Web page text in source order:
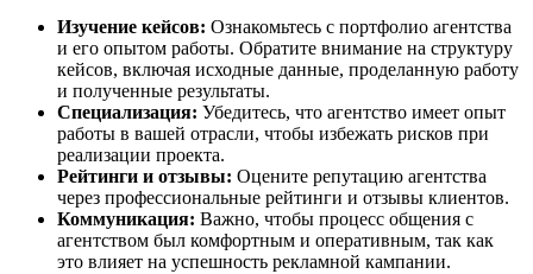
Изучение кейсов: Ознакомьтесь с портфолио агентства
и его опытом работы. Обратите внимание на структуру
кейсов, включая исходные данные, проделанную работу
и полученные результаты.
Специализация: Убедитесь, что агентство имеет опыт
работы в вашей отрасли, чтобы избежать рисков при
реализации проекта.
Рейтинги и отзывы: Оцените репутацию агентства
через профессиональные рейтинги и отзывы клиентов.
Коммуникация: Важно, чтобы процесс общения с
агентством был комфортным и оперативным, так как
это влияет на успешность рекламной кампании.